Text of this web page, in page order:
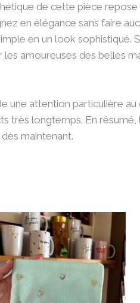
de cette pièce
en élégance sans faire
en un look sophistiqué.
amoureuses des belles
une attention particulière au
très longtemps. En résumé,
maintenant.